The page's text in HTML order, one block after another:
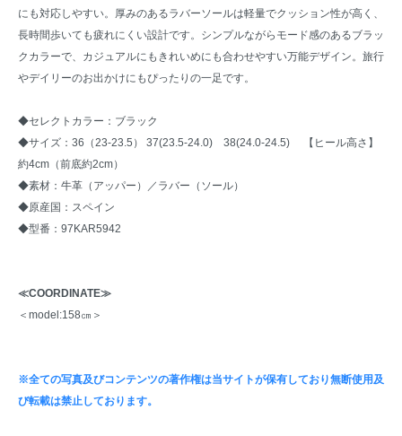
にも対応しやすい。厚みのあるラバーソールは軽量でクッション性が高く、
長時間歩いても疲れにくい設計です。シンプルながらモード感のあるブラッ
クカラーで、カジュアルにもきれいめにも合わせやすい万能デザイン。旅行
やデイリーのお出かけにもぴったりの一足です。
◆セレクトカラー：ブラック
◆サイズ：36（23-23.5） 37(23.5-24.0) 38(24.0-24.5) 【ヒール高さ】
約4cm（前底約2cm）
◆素材：牛革（アッパー）／ラバー（ソール）
◆原産国：スペイン
◆型番：97KAR5942
≪COORDINATE≫
＜model:158㎝＞
※全ての写真及びコンテンツの著作権は当サイトが保有しており無断使用及
び転載は禁止しております。